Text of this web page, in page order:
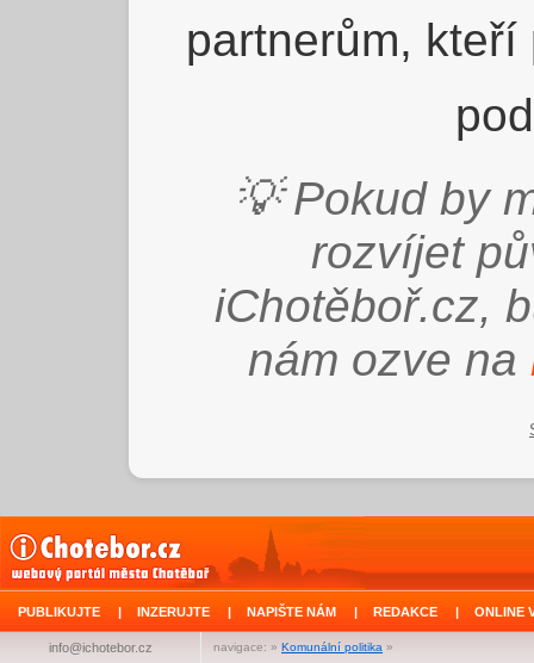
partnerům,
💡 Pokud by
rozvíjet
iChotěboř.cz,
nám ozve na
PUBLIKUJTE | INZERUJTE | NAPIŠTE NÁM | REDAKCE | ONLINE
navigace: » Komunální politika »
info@ichotebor.cz